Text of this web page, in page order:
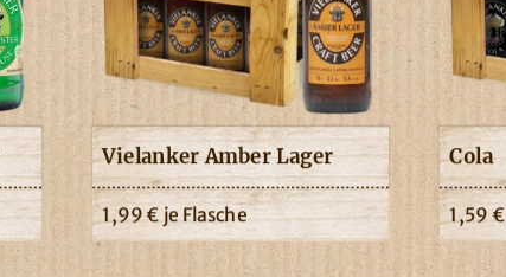
Vielanker Amber Lager
1,99€ je Flasche
Cola
1,59€